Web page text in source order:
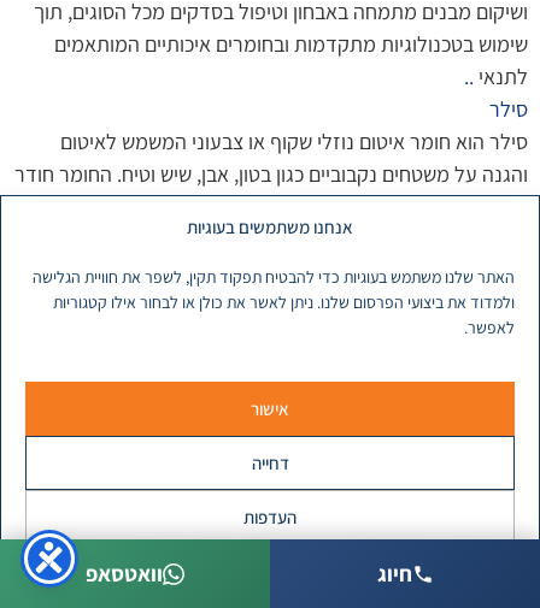
אנחנו משתמשים בעוגיות
האתר שלנו משתמש בעוגיות כדי להבטיח תפקוד תקין, לשפר את חוויית הגלישה
ולמדוד את ביצועי הפרסום שלנו. ניתן לאשר את כולן או לבחור אילו קטגוריות
לאפשר.
אישור
דחייה
העדפות
ושיקום מבנים מתמחה באבחון וטיפול בסדקים מכל הסוגים, תוך
שימוש בטכנולוגיות מתקדמות ובחומרים איכותיים המותאמים
לתנאי ..
סילר
סילר הוא חומר איטום נוזלי שקוף או צבעוני המשמש לאיטום
והגנה על משטחים נקבוביים כגון בטון, אבן, שיש וטיח. החומר חודר
וגורמים מזהמים אחרים, תוך שמירה על המראה הטבעי של
המשטח במקרים רבים. בענף הבנייה והשיפוצים בישראל, סילרים
משמשים בעיקר להגנה על..
עבודה בגובה
ומעלה מעל פני הקרקע או משטח עבודה יציב, ומחייבת שימוש
באמצעי בטיחות ייעודיים למניעת נפילה. פעילות זו מוסדרת
בישראל באמצעות תקנות הבטיחות בעבודה (עבודה בגובה),
התשס"ז-2007, המגדירות את הדרישות והכללים לביצוע עבודות
אלו באופן בטיחותי ומקצועי. עבודות בגובה נפוצות בענף הבנייה,
חיוג וואטסאפ